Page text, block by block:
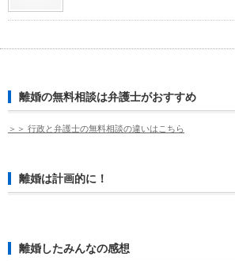
離婚の無料相談は弁護士がおすすめ
＞＞ 行政と弁護士の無料相談の違いはこちら
離婚は計画的に！
離婚したみんなの感想